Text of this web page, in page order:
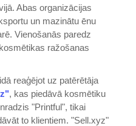
Abas organizācijas
un mazinātu ēnu
Vienošanās paredz
ražošanas
reaģējot uz patērētāja
, kas piedāvā kosmētiku
"Printful", tikai
to klientiem. "Sell.xyz"